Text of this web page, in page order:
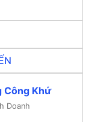
Công Khứ
Doanh